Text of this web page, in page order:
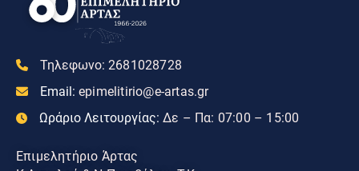
Τηλεφωνο: 2681028728
Email: epimelitirio@e-artas.gr
Ωράριο Λειτουργίας: Δε – Πα: 07:00 – 15:00
Επιμελητήριο Άρτας